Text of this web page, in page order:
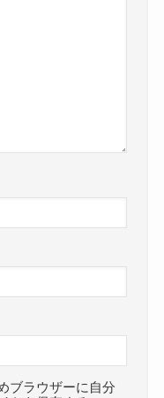
ブラウザーに自分